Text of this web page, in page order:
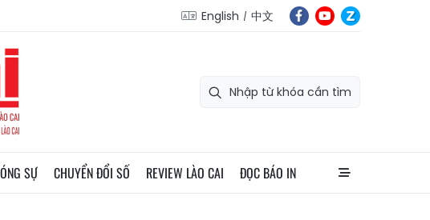
English 中文
SỰ CHUYỂN ĐỔI SỐ REVIEW LÀO CAI ĐỌC BÁO IN